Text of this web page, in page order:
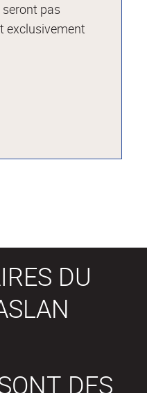
pas
exclusivement
DU
DES